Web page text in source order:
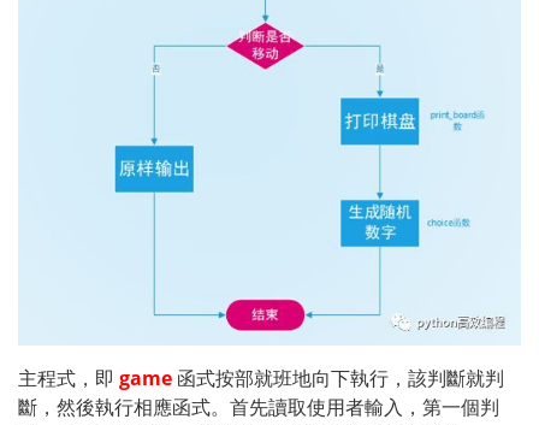
主程式，即 game 函式按部就班地向下執行，該判斷就判
斷，然後執行相應函式。 首先讀取使用者輸入，第一個判